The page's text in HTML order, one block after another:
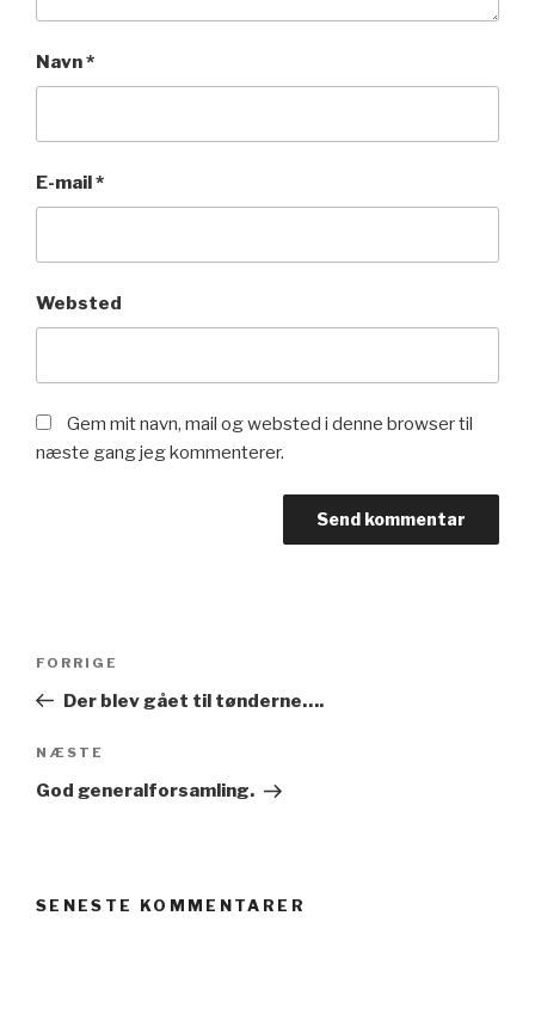
Navn*
E-mail*
Websted
Gem mit navn, mail og websted i denne browser til
næste gang jeg kommenterer.
Forrige
indlæg
FORRIGE
Der blev gået til tønderne….
Næste
indlæg
NÆSTE
God generalforsamling.
SENESTE KOMMENTARER